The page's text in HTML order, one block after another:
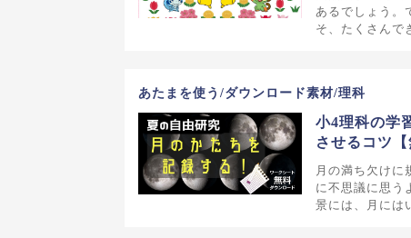
あるでしょう。
そ、たくさんで
あたまを使う/ダウンロード素材/理科
小4理科の学
させるコツ【
月の満ち欠けに
に不思議に思う
景には、月には